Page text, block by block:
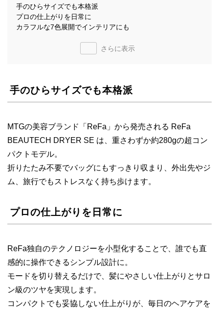
手のひらサイズでも本格派
プロの仕上がりを日常に
カラフルな7色展開でインテリアにも
さらに表示
手のひらサイズでも本格派
MTGの美容ブランド「ReFa」から発売される ReFa
BEAUTECH DRYER SE は、重さわずか約280gの超コン
パクトモデル。
折りたたみ不要でバッグにもすっきり収まり、外出先やジ
ム、旅行でもストレスなく持ち歩けます。
プロの仕上がりを日常に
ReFa独自のテクノロジーを小型化することで、誰でも直
感的に操作できるシンプル設計に。
モードを切り替えるだけで、髪にやさしい仕上がりとサロ
ン級のツヤを実現します。
コンパクトでも妥協しない仕上がりが、毎日のヘアケアを